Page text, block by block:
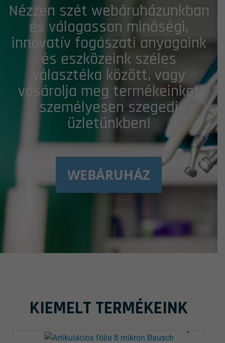
Nézzen szét webáruházunkban
és válogasson minőségi,
innovatív fogászati anyagaink
és eszközeink széles
választéka között, vagy
vásárolja meg termékeinket
személyesen szegedi
üzletünkben!
WEBÁRUHÁZ
KIEMELT TERMÉKEINK